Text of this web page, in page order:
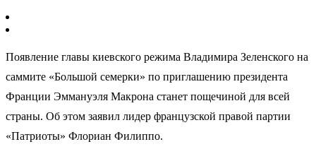
Появление главы киевского режима Владимира Зеленского на
саммите «Большой семерки» по приглашению президента
Франции Эммануэля Макрона станет пощечиной для всей
страны. Об этом заявил лидер французской правой партии
«Патриоты» Флориан Филиппо.